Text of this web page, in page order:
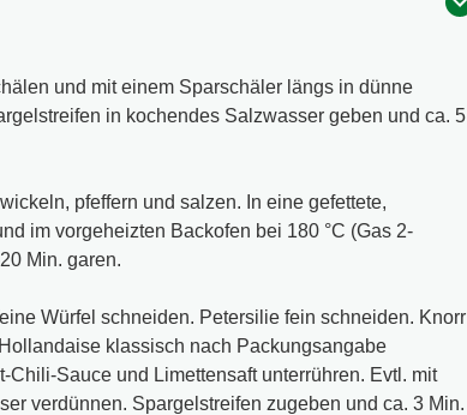
und mit einem Sparschäler längs in dünne
in kochendes Salzwasser geben und ca. 5
pfeffern und salzen. In eine gefettete,
im vorgeheizten Backofen bei 180 °C (Gas 2-
Min. garen.
Würfel schneiden. Petersilie fein schneiden. Knorr
klassisch nach Packungsangabe
Chili-Sauce und Limettensaft unterrühren. Evtl. mit
verdünnen. Spargelstreifen zugeben und ca. 3 Min.